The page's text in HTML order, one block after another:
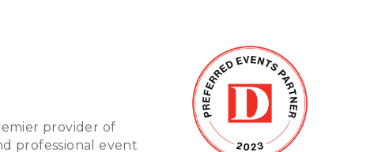
provider of
professional event